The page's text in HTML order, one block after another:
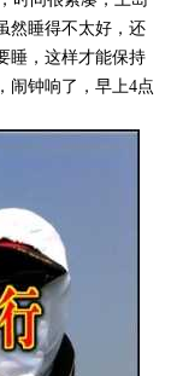
然睡得不太好，还
睡，这样才能保持
闹钟响了，早上4点